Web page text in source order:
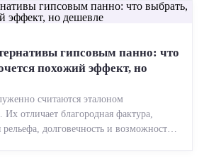
гипсовым панно: что
похожий эффект, но
считаются эталоном
Их отличает благородная фактура,
рельефа, долговечность и возможность